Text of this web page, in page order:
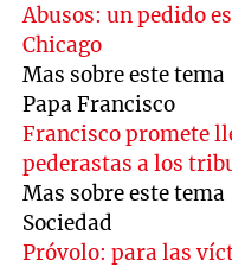
Abusos: un pedido
Chicago
Mas sobre este tema
Papa Francisco
Francisco promete
pederastas a los
Mas sobre este tema
Sociedad
Próvolo: para las